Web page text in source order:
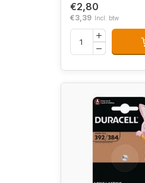
€2,80
€3,39 Incl. btw